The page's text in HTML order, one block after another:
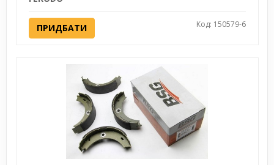
ПРИДБАТИ Код: 150579-6